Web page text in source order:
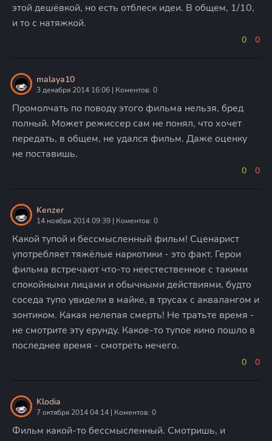
этой дешёвкой, но есть отблеск идеи. В общем, 1/10,
и то с натяжкой.
0 0
malaya10
3 декабря 2014 16:06 | Коментов: 0
Промолчать по поводу этого фильма нельзя, бред
полный. Может режиссер сам не понял, что хочет
передать, в общем, не удался фильм. Даже оценку
не поставишь.
0 0
Kenzer
14 ноября 2014 09:39 | Коментов: 0
Какой тупой и бессмысленный фильм! Сценарист
употребляет тяжёлые наркотики - это факт. Герои
фильма встречают что-то неестественное с такими
спокойными лицами и обычными действиями, будто
соседа тупо увидели в майке, в трусах с аквалангом и
зонтиком. Какая нелепая смерть! Не тратьте время -
не смотрите эту ерунду. Какое-то тупое кино пошло в
последнее время - смотреть нечего.
0 0
Klodia
7 октября 2014 04:14 | Коментов: 0
Фильм какой-то бессмысленный. Смотришь, и